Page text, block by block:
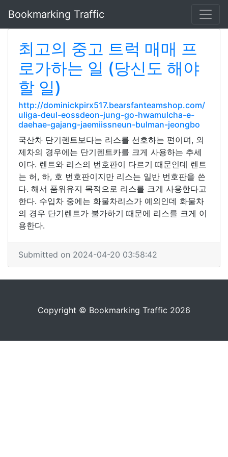
Bookmarking Traffic
최고의 중고 트럭 매매 프
로가하는 일 (당신도 해야
할 일)
http://dominickpirx517.bearsfanteamshop.com/
uliga-deul-eossdeon-jung-go-hwamulcha-e-
daehae-gajang-jaemiissneun-bulman-jeongbo
국산차 단기렌트보다는 리스를 선호하는 편이며, 외
제차의 경우에는 단기렌트카를 크게 사용하는 추세
이다. 렌트와 리스의 번호판이 다르기 때문인데 렌트
는 허, 하, 호 번호판이지만 리스는 일반 번호판을 쓴
다. 해서 품위유지 목적으로 리스를 크게 사용한다고
한다. 수입차 중에는 화물차리스가 예외인데 화물차
의 경우 단기렌트가 불가하기 때문에 리스를 크게 이
용한다.
Submitted on 2024-04-20 03:58:42
Copyright © Bookmarking Traffic 2026